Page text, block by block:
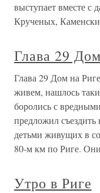
выступает вместе с
Крученых,
Глава 29
Глава 29 Дом на
живем, нашлось
боролись с
предложил съездить
детьми живущих в
80-м км по Риге.
Утро в Риге